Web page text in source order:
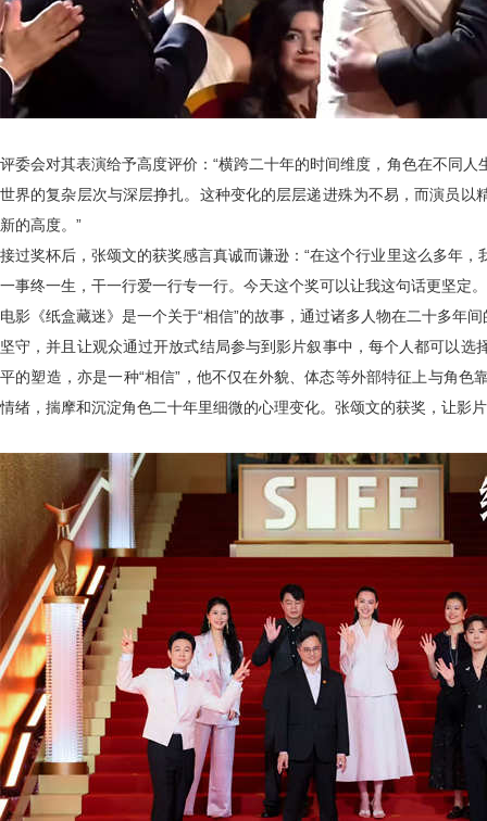
评委会对其表演给予高度评价：“横跨二十年的时间维度，角色在不同
世界的复杂层次与深层挣扎。这种变化的层层递进殊为不易，而演员以
新的高度。”
接过奖杯后，张颂文的获奖感言真诚而谦逊：“在这个行业里这么多年
一事终一生，干一行爱一行专一行。今天这个奖可以让我这句话更坚定。
电影《纸盒藏迷》是一个关于“相信”的故事，通过诸多人物在二十多年
坚守，并且让观众通过开放式结局参与到影片叙事中，每个人都可以选
平的塑造，亦是一种“相信”，他不仅在外貌、体态等外部特征上与角色
情绪，揣摩和沉淀角色二十年里细微的心理变化。张颂文的获奖，让影